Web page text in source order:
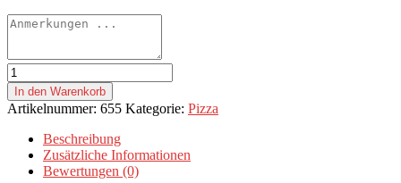
Pizza
Falafel
Menge
In den Warenkorb
Artikelnummer: 655 Kategorie: Pizza
Beschreibung
Zusätzliche Informationen
Bewertungen (0)